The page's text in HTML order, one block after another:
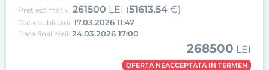
Preț estimativ: 261500 LEI (51613.54 €)
Data publicării: 17.03.2026 11:47
Data finalizării: 24.03.2026 17:00
268500 LEI
OFERTA NEACCEPTATA IN TERMEN